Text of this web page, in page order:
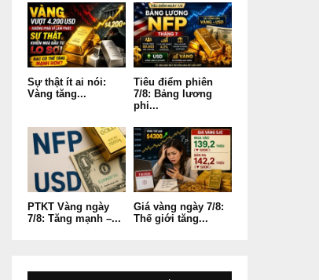
Sự thật ít ai nói:
Vàng tăng...
Tiêu điểm phiên
7/8: Bảng lương
phi...
PTKT Vàng ngày
7/8: Tăng mạnh –...
Giá vàng ngày 7/8:
Thế giới tăng...